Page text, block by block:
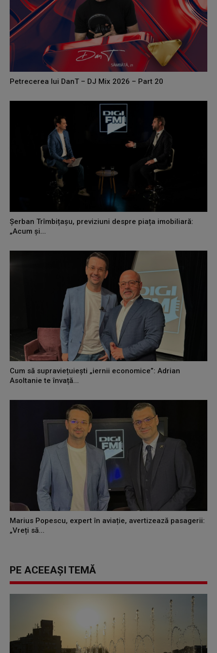
Petrecerea lui DanT – DJ Mix 2026 – Part 20
Șerban Trîmbițașu, previziuni despre piața imobiliară:
„Acum și...
Cum să supraviețuiești „iernii economice”: Adrian
Asoltanie te învață...
Marius Popescu, expert în aviație, avertizează pasagerii:
„Vreți să...
PE ACEEAȘI TEMĂ